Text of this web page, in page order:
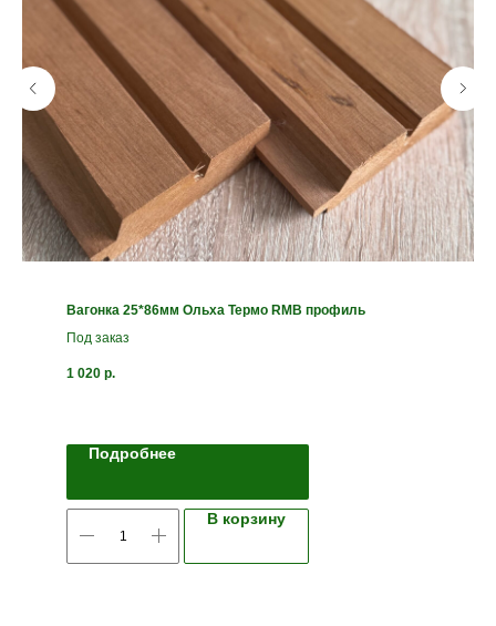
Вагонка 25*86мм Ольха Термо RMB профиль
Под заказ
1 020 р.
Подробнее
В корзину